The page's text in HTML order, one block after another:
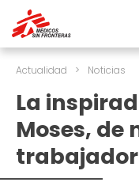
Actualidad > Noticias
La
Moses, de
trabajador